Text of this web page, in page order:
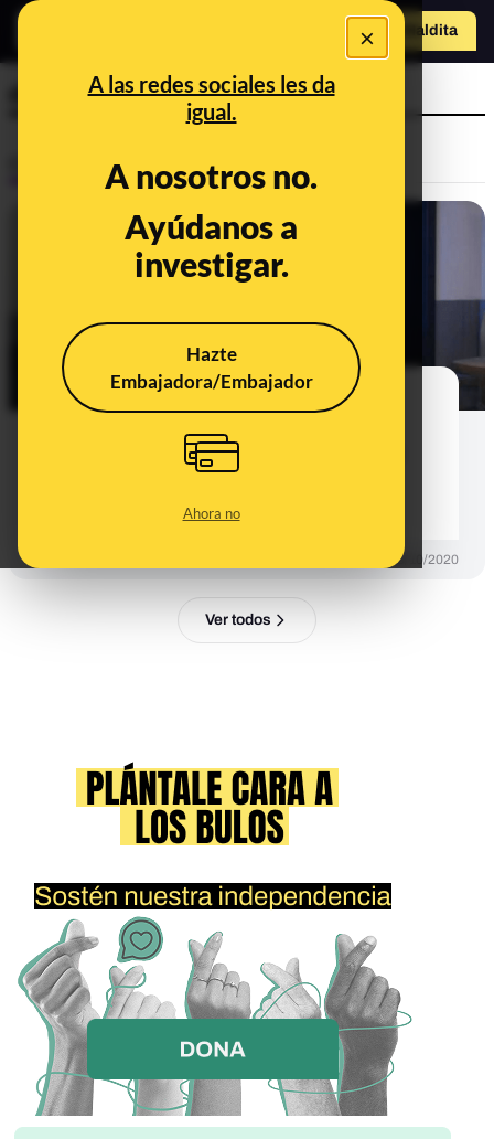
×
A las redes sociales les da
igual.
A nosotros no.
Ayúdanos a
investigar.
Hazte
Embajadora/Embajador
Ahora no
Hazte Maldita
dos años
Control del poder
Pablo Casado y los supuestos 7
Aznar y Rajoy cuando gobernaron:
una cifra falsa que lleva tres años
13/10/2020
Ver todos